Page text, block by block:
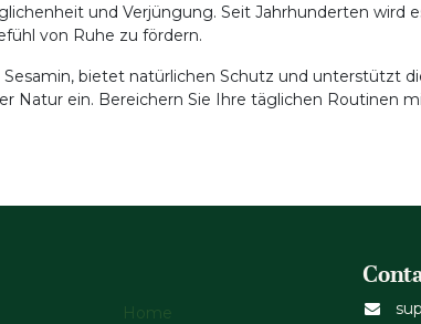
und Verjüngung. Seit Jahrhunderten wird
von Ruhe zu fördern.
bietet natürlichen Schutz und unterstützt
Natur ein. Bereichern Sie Ihre täglichen Routinen
Home